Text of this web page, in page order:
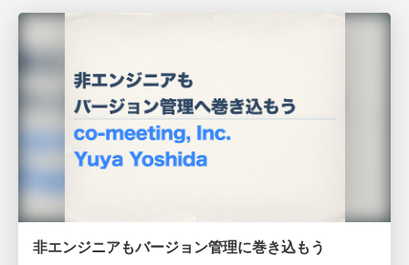
非エンジニアもバージョン管理に巻き込もう